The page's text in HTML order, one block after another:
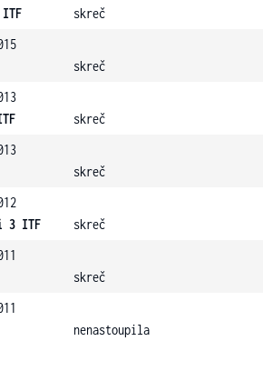
skreč
skreč
skreč
skreč
3 ITF
skreč
skreč
nenastoupila